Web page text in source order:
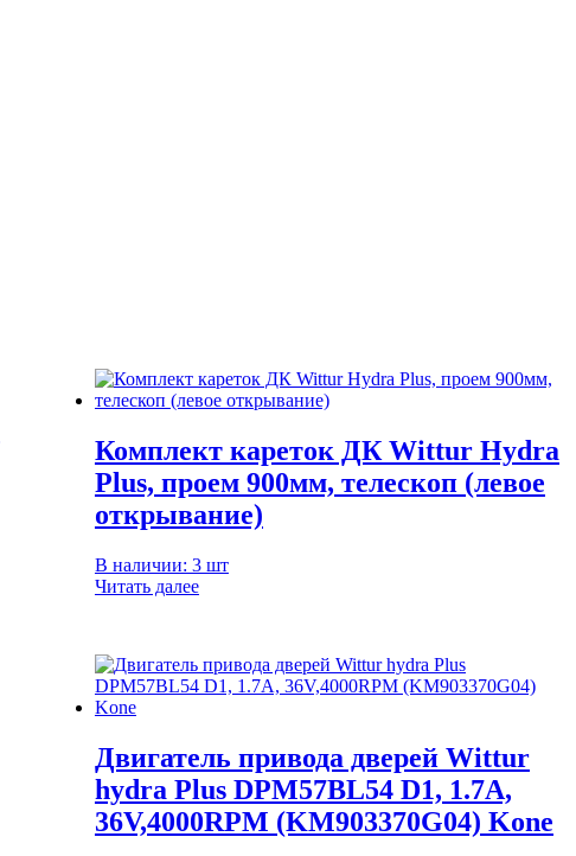
Комплект кареток ДК Wittur Hydra
Plus, проем 900мм, телескоп (левое
открывание)
В наличии: 3 шт
Читать далее
Двигатель привода дверей Wittur
hydra Plus DPM57BL54 D1, 1.7A,
36V,4000RPM (KM903370G04) Kone